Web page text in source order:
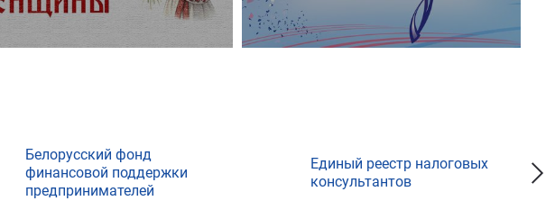
Белорусский фонд
финансовой поддержки
предпринимателей
Единый реестр налоговых
консультантов